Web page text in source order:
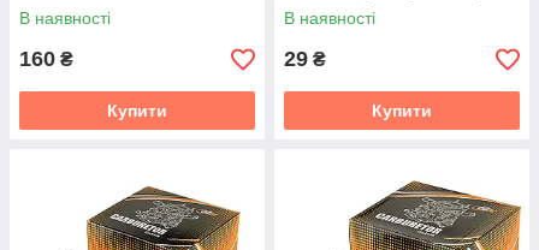
В наявності
160 ₴
Купити
В наявності
29 ₴
Купити